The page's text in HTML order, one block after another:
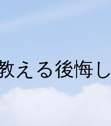
える後悔